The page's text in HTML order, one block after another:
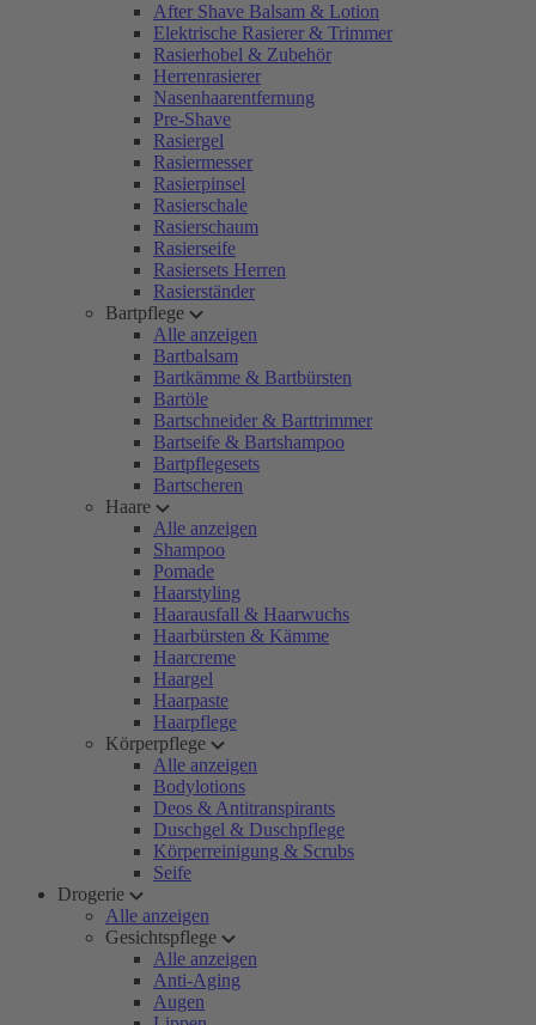
After Shave Balsam & Lotion
Elektrische Rasierer & Trimmer
Rasierhobel & Zubehör
Herrenrasierer
Nasenhaarentfernung
Pre-Shave
Rasiergel
Rasiermesser
Rasierpinsel
Rasierschale
Rasierschaum
Rasierseife
Rasiersets Herren
Rasierständer
Bartpflege
Alle anzeigen
Bartbalsam
Bartkämme & Bartbürsten
Bartöle
Bartschneider & Barttrimmer
Bartseife & Bartshampoo
Bartpflegesets
Bartscheren
Haare
Alle anzeigen
Shampoo
Pomade
Haarstyling
Haarausfall & Haarwuchs
Haarbürsten & Kämme
Haarcreme
Haargel
Haarpaste
Haarpflege
Körperpflege
Alle anzeigen
Bodylotions
Deos & Antitranspirants
Duschgel & Duschpflege
Körperreinigung & Scrubs
Seife
Drogerie
Alle anzeigen
Gesichtspflege
Alle anzeigen
Anti-Aging
Augen